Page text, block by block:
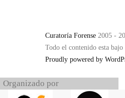
Curatoría Forense 2005 -
Todo el contenido esta
Proudly powered by
Organizado por